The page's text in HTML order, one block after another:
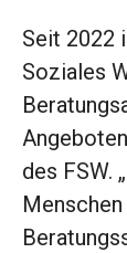
Seit 2022
Soziales
des FSW.